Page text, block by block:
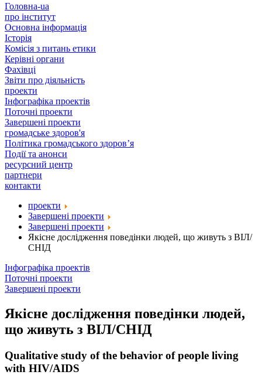
Головна-ua
про інститут
Основна інформація
Історія
Комісія з питань етики
Керівні органи
Фахівці
Звіти про діяльність
проекти
Інфографіка проектів
Поточні проекти
Завершені проекти
громадське здоров'я
Політика громадського здоров’я
Події та анонси
ресурсний центр
партнери
контакти
проекти
Завершені проекти
Завершені проекти
Якісне дослідження поведінки людей, що живуть з ВІЛ/
СНІД
Інфографіка проектів
Поточні проекти
Завершені проекти
Якісне дослідження поведінки людей,
що живуть з ВІЛ/СНІД
Qualitative study of the behavior of people living
with HIV/AIDS